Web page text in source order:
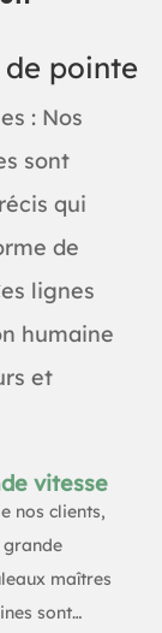
pointe
: Nos
sont
qui
de
lignes
humaine
et
vitesse
nos clients,
grande
maîtres
sont